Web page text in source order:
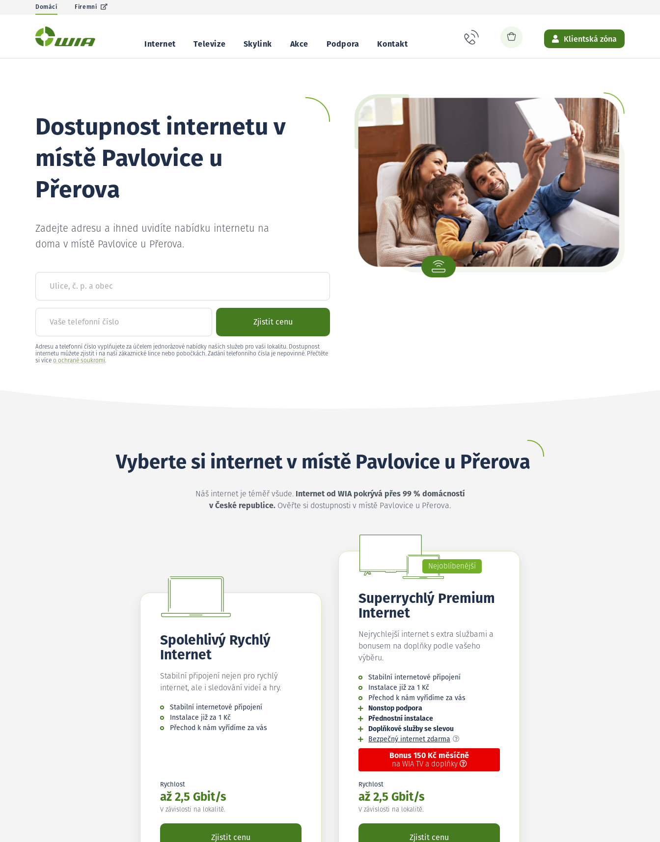
Domácí Firemní
Internet Televize Skylink Akce Podpora Kontakt
Klientská zóna
Dostupnost internetu v
místě Pavlovice u
Přerova
Zadejte adresu a ihned uvidíte nabídku internetu na
doma v místě Pavlovice u Přerova.
Ulice, č. p. a obec
Vaše telefonní číslo Zjistit cenu
Adresu a telefonní číslo vyplňujete za účelem jednorázové nabídky našich služeb pro vaši lokalitu. Dostupnost
internetu můžete zjistit i na naší zákaznické lince nebo pobočkách. Zadání telefonního čísla je nepovinné. Přečtěte
si více o ochraně soukromí.
Vyberte si internet v místě Pavlovice u Přerova
Náš internet je téměř všude.
Internet od WIA pokrývá přes 99 % domácností
v České republice. Ověřte si dostupnosti v místě Pavlovice u Přerova.
Spolehlivý Rychlý
Internet
Stabilní připojení nejen pro rychlý
internet, ale i sledování videí a hry.
Stabilní internetové připojení
Instalace již za 1 Kč
Přechod k nám vyřídíme za vás
Rychlost
až 2,5 Gbit/s
V závislosti na lokalitě.
Zjistit cenu
Nejoblíbenější
Superrychlý Premium
Internet
Nejrychlejší internet s extra službami a
bonusem na doplňky podle vašeho
výběru.
Stabilní internetové připojení
Instalace již za 1 Kč
Přechod k nám vyřídíme za vás
Nonstop podpora
Přednostní instalace
Doplňkové služby se slevou
Bezpečný internet zdarma
Bonus 150 Kč měsíčně
na WIA TV a doplňky
Rychlost
až 2,5 Gbit/s
V závislosti na lokalitě.
Zjistit cenu